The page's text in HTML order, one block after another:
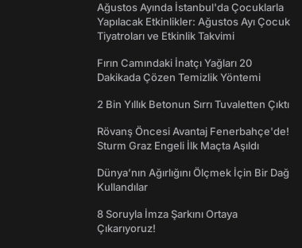
Ağustos Ayında İstanbul'da Çocuklarla
Yapılacak Etkinlikler: Ağustos Ayı Çocuk
Tiyatroları ve Etkinlik Takvimi
Fırın Camındaki İnatçı Yağları 20
Dakikada Çözen Temizlik Yöntemi
2 Bin Yıllık Betonun Sırrı Tuvaletten Çıktı
Rövanş Öncesi Avantaj Fenerbahçe'de!
Sturm Graz Engeli İlk Maçta Aşıldı
Dünya’nın Ağırlığını Ölçmek İçin Bir Dağ
Kullandılar
8 Soruyla İmza Şarkını Ortaya
Çıkarıyoruz!